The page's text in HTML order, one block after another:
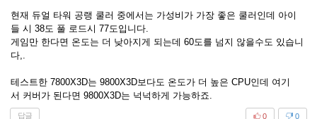
현재 듀얼 타워 공랭 쿨러 중에서는 가성비가 가장 좋은 쿨러인데 아이
들 시 38도 풀 로드시 77도입니다.
게임만 한다면 온도는 더 낮아지게 되는데 60도를 넘지 않을수도 있습니
다,.
테스트한 7800X3D는 9800X3D보다도 온도가 더 높은 CPU인데 여기
서 커버가 된다면 9800X3D는 넉넉하게 가능하죠.
답글 0
0